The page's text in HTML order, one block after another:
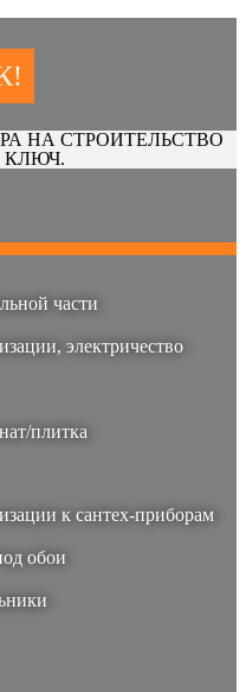
НА СТРОИТЕЛЬСТВО
части
электричество
плитка
к сантех-приборам
обои